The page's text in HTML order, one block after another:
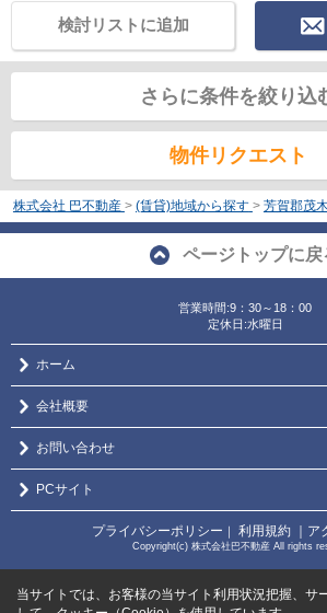
検討リストに追加
さらに条件を絞り込
物件リクエスト
株式会社 巴不動産 > (賃貸)地域から探す > 芳賀郡茂
ページトップに戻
営業時間:9：30～18：00
定休日:水曜日
ホーム
会社概要
お問い合わせ
PCサイト
プライバシーポリシー ｜ 利用規約 ｜ア
Copyright(c) 株式会社巴不動産 All rights
当サイトでは、お客様の当サイト利用状況把握、サ